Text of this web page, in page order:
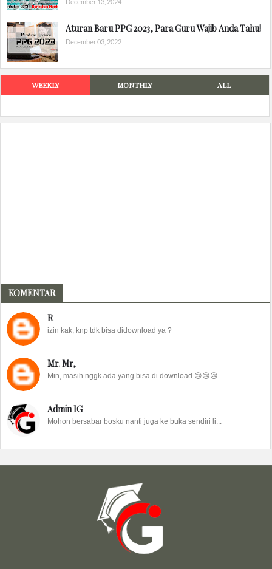
Aturan Baru PPG 2023, Para Guru Wajib Anda Tahu!
December 03, 2022
WEEKLY MONTHLY ALL
KOMENTAR
R
izin kak, knp tdk bisa didownload ya ?
Mr. Mr,
Min, masih nggk ada yang bisa di download 😢😢😢
Admin IG
Mohon bersabar bosku nanti juga ke buka sendiri li...